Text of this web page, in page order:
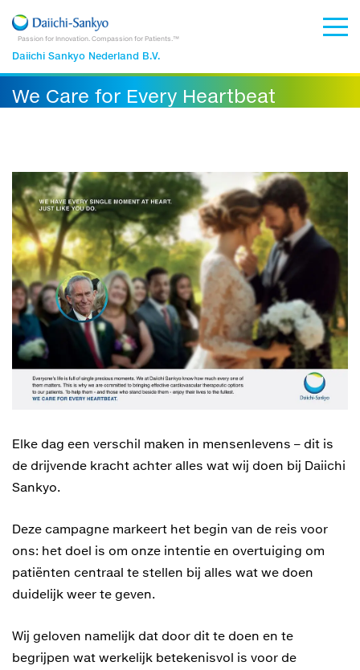
Passion for Innovation. Compassion for Patients.™
Daiichi Sankyo Nederland B.V.
We Care for Every Heartbeat
Elke dag een verschil maken in mensenlevens – dit is
de drijvende kracht achter alles wat wij doen bij Daiichi
Sankyo.
Deze campagne markeert het begin van de reis voor
ons: het doel is om onze intentie en overtuiging om
patiënten centraal te stellen bij alles wat we doen
duidelijk weer te geven.
Wij geloven namelijk dat door dit te doen en te
begrijpen wat werkelijk betekenisvol is voor de